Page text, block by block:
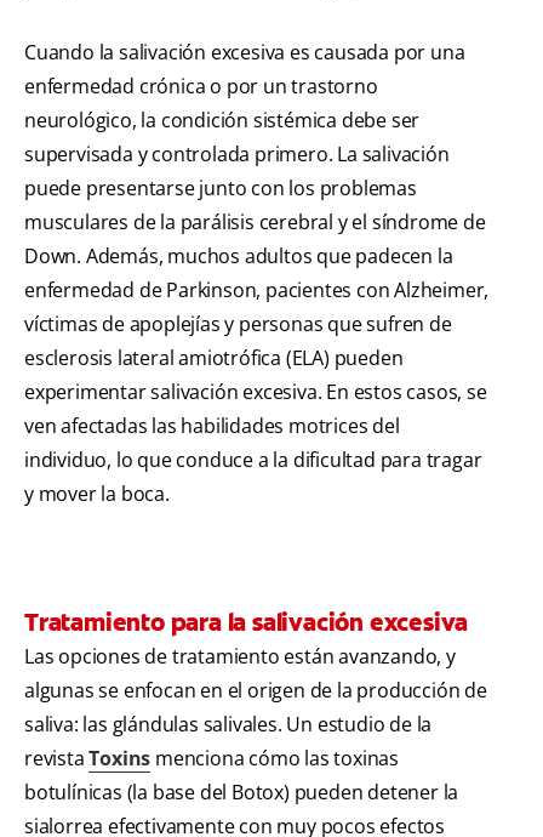
Cuando la salivación excesiva es causada por una
enfermedad crónica o por un trastorno
neurológico, la condición sistémica debe ser
supervisada y controlada primero. La salivación
puede presentarse junto con los problemas
musculares de la parálisis cerebral y el síndrome de
Down. Además, muchos adultos que padecen la
enfermedad de Parkinson, pacientes con Alzheimer,
víctimas de apoplejías y personas que sufren de
esclerosis lateral amiotrófica (ELA) pueden
experimentar salivación excesiva. En estos casos, se
ven afectadas las habilidades motrices del
individuo, lo que conduce a la dificultad para tragar
y mover la boca.
Tratamiento para la salivación excesiva
Las opciones de tratamiento están avanzando, y
algunas se enfocan en el origen de la producción de
saliva: las glándulas salivales. Un estudio de la
revistaToxins menciona cómo las toxinas
botulínicas (la base del Botox) pueden detener la
sialorrea efectivamente con muy pocos efectos